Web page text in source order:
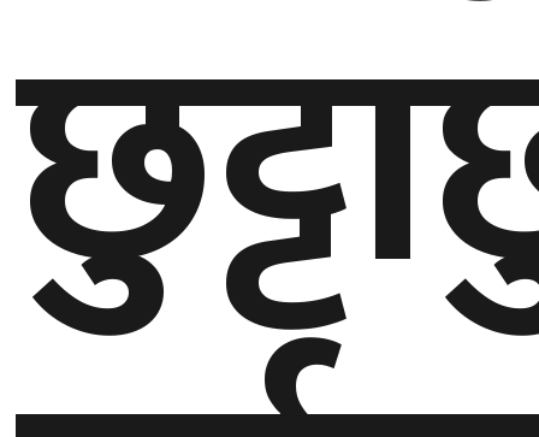
मनाेरञ्जन
खेलकुद
घुमफिर
ब्लग